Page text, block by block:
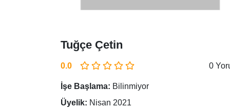
Tuğçe Çetin
0.0 0
İşe Başlama: Bilinmiyor
Üyelik: Nisan 2021